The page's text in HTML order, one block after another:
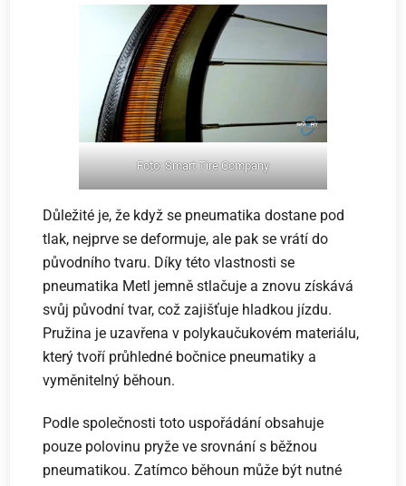
Foto:Smart Tire Company
Důležité je, že když se pneumatika dostane pod
tlak, nejprve se deformuje, ale pak se vrátí do
původního tvaru. Díky této vlastnosti se
pneumatika Metl jemně stlačuje a znovu získává
svůj původní tvar, což zajišťuje hladkou jízdu.
Pružina je uzavřena v polykaučukovém materiálu,
který tvoří průhledné bočnice pneumatiky a
vyměnitelný běhoun.
Podle společnosti toto uspořádání obsahuje
pouze polovinu pryže ve srovnání s běžnou
pneumatikou. Zatímco běhoun může být nutné